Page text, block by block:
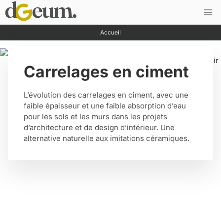
Saltar
al
contenido
Accueil
Carrelages en ciment
L’évolution des carrelages en ciment, avec une
faible épaisseur et une faible absorption d’eau
pour les sols et les murs dans les projets
d’architecture et de design d’intérieur. Une
alternative naturelle aux imitations céramiques.